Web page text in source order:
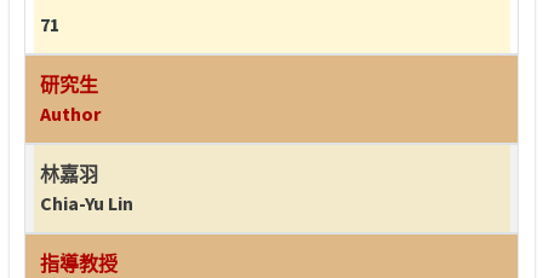
71
研究生
Author
林嘉羽
Chia-Yu Lin
指導教授